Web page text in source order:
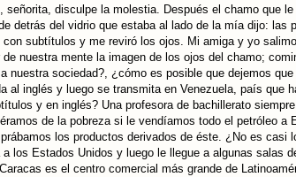
señorita, disculpe la molestia. Después el chamo que
detrás del vidrio que estaba al lado de la mía dijo: las
con subtítulos y me reviró los ojos. Mi amiga y yo
de nuestra mente la imagen de los ojos del chamo;
a nuestra sociedad?, ¿cómo es posible que dejemos
al inglés y luego se transmita en Venezuela, país que
y en inglés? Una profesora de bachillerato
de la pobreza si le vendíamos todo el petróleo a
los productos derivados de éste. ¿No es casi
los Estados Unidos y luego le llegue a algunas salas
es el centro comercial más grande de